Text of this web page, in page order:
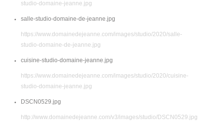
studio-domaine-jeanne.jpg
salle-studio-domaine-de-jeanne.jpg
https://www.domainedejeanne.com/images/studio/2020/salle-
studio-domaine-de-jeanne.jpg
cuisine-studio-domaine-jeanne.jpg
https://www.domainedejeanne.com/images/studio/2020/cuisine-
studio-domaine-jeanne.jpg
DSCN0529.jpg
http://www.domainedejeanne.com/v3/images/studio/DSCN0529.jpg